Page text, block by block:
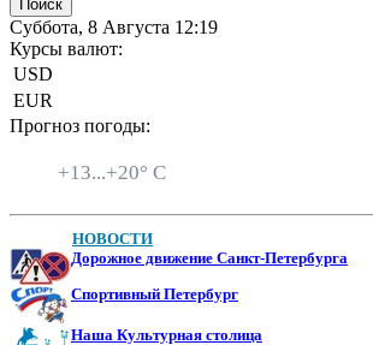
Суббота, 8 Августа 12:19
Курсы валют:
USD
EUR
Прогноз погоды:
+13...+20° C
НОВОСТИ
Дорожное движение Санкт-Петербурга
Спортивный Петербург
Наша Культурная столица